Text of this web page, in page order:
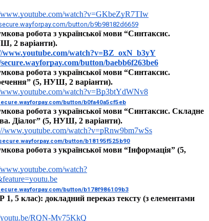
watch?v=GKbeZyR7TIw
button/b9b98182d6659
робота з української мови “Синтаксис.
2 варіанти).
www.youtube.com/watch?v=BZ_oxN_b3yY
button/baebb6f263be6
робота з української мови “Синтаксис.
(5, НУШ, 2 варіанти).
watch?v=Bp3btYdWNv8
button/b0fa40a5cf5eb
робота з української мови “Синтаксис. Складне
Діалог” (5, НУШ, 2 варіанти).
www.youtube.com/watch?v=pRnw9bm7wSs
button/b18195f525b90
робота з української мови “Інформація” (5,
watch?
button/b178f986109b3
1, 5 клас): докладний переказ тексту (з елементами
RQN-Mv75KkQ